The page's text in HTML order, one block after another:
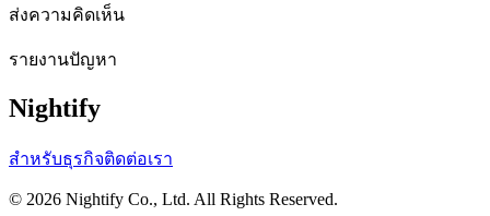
ส่งความคิดเห็น
รายงานปัญหา
Nightify
สำหรับธุรกิจติดต่อเรา
© 2026 Nightify Co., Ltd. All Rights Reserved.